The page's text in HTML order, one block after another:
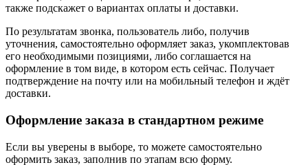
также подскажет о вариантах оплаты и доставки.
По результатам звонка, пользователь либо, получив
уточнения, самостоятельно оформляет заказ, укомплектовав
его необходимыми позициями, либо соглашается на
оформление в том виде, в котором есть сейчас. Получает
подтверждение на почту или на мобильный телефон и ждёт
доставки.
Оформление заказа в стандартном режиме
Если вы уверены в выборе, то можете самостоятельно
оформить заказ, заполнив по этапам всю форму.